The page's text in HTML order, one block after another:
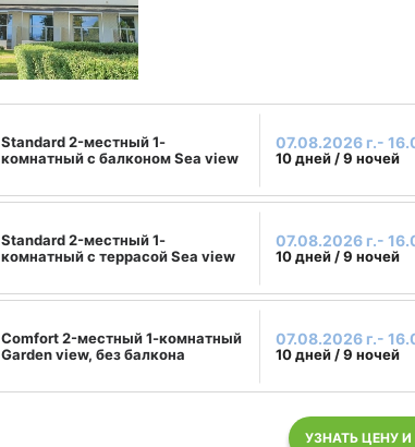
Standard 2-местный 1-
комнатный с балконом Sea view
07.08.2026 г.-
10 дней / 9 ночей
Standard 2-местный 1-
комнатный с террасой Sea view
07.08.2026 г.-
10 дней / 9 ночей
Comfort 2-местный 1-комнатный
Garden view, без балкона
07.08.2026 г.-
10 дней / 9 ночей
УЗНАТЬ ЦЕНУ